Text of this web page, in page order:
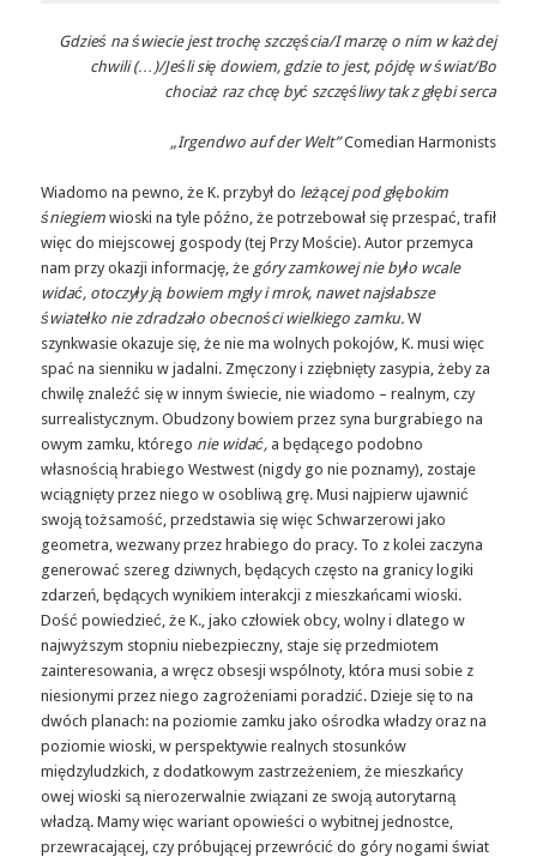
Gdzieś na świecie jest trochę szczęścia/I marzę o nim w każdej
chwili (…)/Jeśli się dowiem, gdzie to jest, pójdę w świat/Bo
chociaż raz chcę być szczęśliwy tak z głębi serca
„Irgendwo auf der Welt”Comedian Harmonists
Wiadomo na pewno, że K. przybył do leżącej pod głębokim
śniegiem wioski na tyle późno, że potrzebował się przespać, trafił
więc do miejscowej gospody (tej Przy Moście). Autor przemyca
nam przy okazji informację, że góry zamkowej nie było wcale
widać, otoczyły ją bowiem mgły i mrok, nawet najsłabsze
światełko nie zdradzało obecności wielkiego zamku.W
szynkwasie okazuje się, że nie ma wolnych pokojów, K. musi więc
spać na sienniku w jadalni. Zmęczony i zziębnięty zasypia, żeby za
chwilę znaleźć się w innym świecie, nie wiadomo – realnym, czy
surrealistycznym. Obudzony bowiem przez syna burgrabiego na
owym zamku, którego nie widać,a będącego podobno
własnością hrabiego Westwest (nigdy go nie poznamy), zostaje
wciągnięty przez niego w osobliwą grę. Musi najpierw ujawnić
swoją tożsamość, przedstawia się więc Schwarzerowi jako
geometra, wezwany przez hrabiego do pracy. To z kolei zaczyna
generować szereg dziwnych, będących często na granicy logiki
zdarzeń, będących wynikiem interakcji z mieszkańcami wioski.
Dość powiedzieć, że K., jako człowiek obcy, wolny i dlatego w
najwyższym stopniu niebezpieczny, staje się przedmiotem
zainteresowania, a wręcz obsesji wspólnoty, która musi sobie z
niesionymi przez niego zagrożeniami poradzić. Dzieje się to na
dwóch planach: na poziomie zamku jako ośrodka władzy oraz na
poziomie wioski, w perspektywie realnych stosunków
międzyludzkich, z dodatkowym zastrzeżeniem, że mieszkańcy
owej wioski są nierozerwalnie związani ze swoją autorytarną
władzą. Mamy więc wariant opowieści o wybitnej jednostce,
przewracającej, czy próbującej przewrócić do góry nogami świat